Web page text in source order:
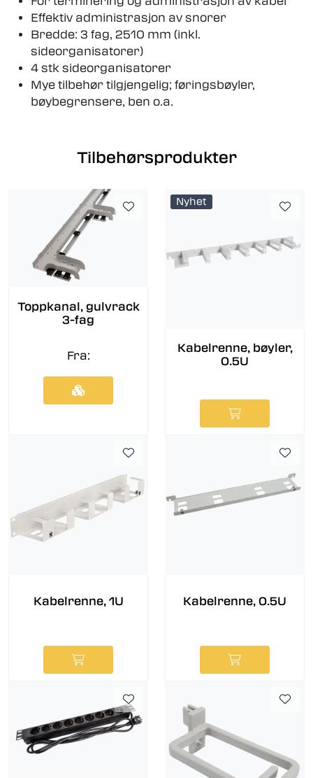
Effektiv administrasjon av snorer
Bredde: 3 fag, 2510 mm (inkl.
sideorganisatorer)
4 stk sideorganisatorer
Mye tilbehør tilgjengelig; føringsbøyler,
bøybegrensere, ben o.a.
Tilbehørsprodukter
Toppkanal, gulvrack
3-fag
Fra:
Nyhet
Kabelrenne, bøyler,
0.5U
Kabelrenne, 1U Kabelrenne, 0.5U